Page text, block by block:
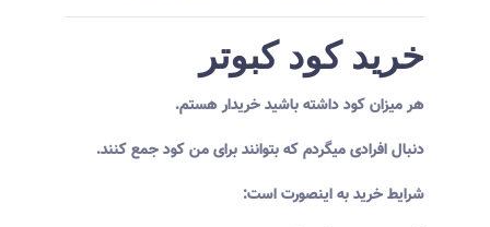
خرید کود کبوتر
هر میزان کود داشته باشید خریدار هستم.
دنبال افرادی میگردم که بتوانند برای من کود جمع کنند.
شرایط خرید به اینصورت است: